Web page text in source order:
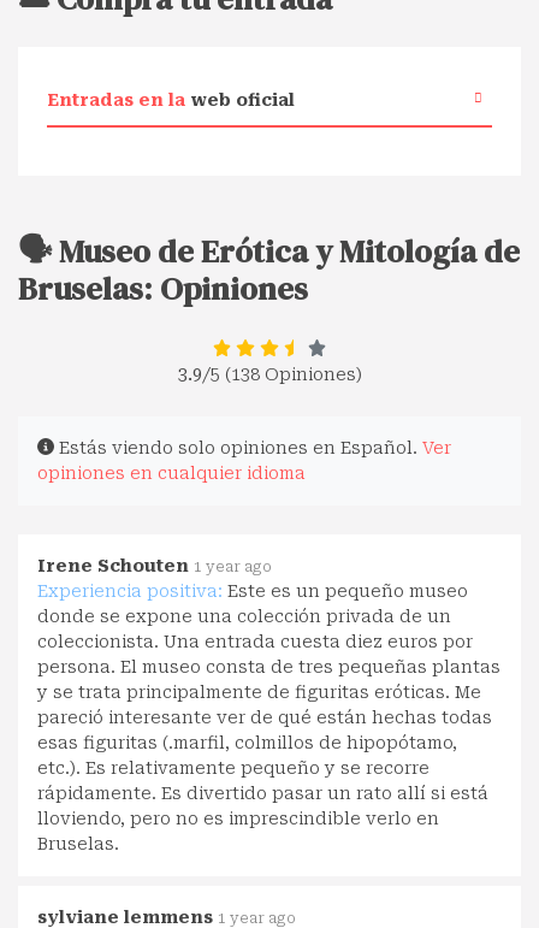
Entradas en la web oficial
🗣️ Museo de Erótica y Mitología de
Bruselas: Opiniones
3.9/5 (138 Opiniones)
Estás viendo solo opiniones en Español. Ver
opiniones en cualquier idioma
Irene Schouten 1 year ago
Experiencia positiva: Este es un pequeño museo
donde se expone una colección privada de un
coleccionista. Una entrada cuesta diez euros por
persona. El museo consta de tres pequeñas plantas
y se trata principalmente de figuritas eróticas. Me
pareció interesante ver de qué están hechas todas
esas figuritas (.marfil, colmillos de hipopótamo,
etc.). Es relativamente pequeño y se recorre
rápidamente. Es divertido pasar un rato allí si está
lloviendo, pero no es imprescindible verlo en
Bruselas.
sylviane lemmens 1 year ago